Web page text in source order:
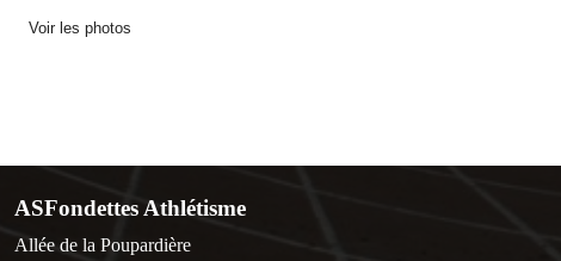
Voir les photos
ASFondettes Athlétisme
Allée de la Poupardière